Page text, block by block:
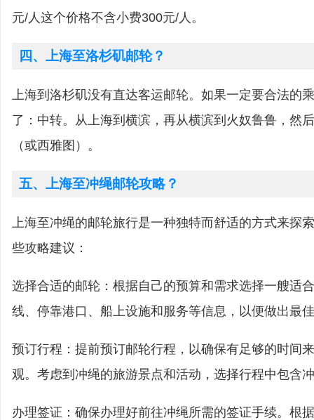
元/人这个价格不含小费300元/人。
四、上海至洛杉矶邮轮？
上海到洛杉矶没有直达客运邮轮。如果一定要合法的
了：中转。从上海到横滨，再从横滨到火奴鲁鲁，然
（或西雅图）。
五、上海至冲绳邮轮攻略？
上海至冲绳的邮轮旅行是一种独特而舒适的方式来探
些攻略建议：
选择合适的邮轮：根据自己的预算和需求选择一艘适
线、停靠港口、船上设施和服务等信息，以便做出最
预订行程：提前预订邮轮行程，以确保有足够的时间
观。考虑到冲绳的旅游景点和活动，选择行程中包含
办理签证：确保办理好前往冲绳所需的签证手续。根